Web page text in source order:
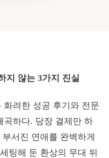
지 않는 3가지 진실
려한 성공 후기와 전문
곡하다. 당장 결제만 하
서진 연애를 완벽하게
팅해 둔 환상의 무대 뒤